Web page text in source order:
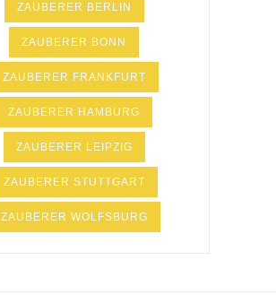
ZAUBERER BERLIN
ZAUBERER BONN
ZAUBERER FRANKFURT
ZAUBERER HAMBURG
ZAUBERER LEIPZIG
ZAUBERER STUTTGART
ZAUBERER WOLFSBURG